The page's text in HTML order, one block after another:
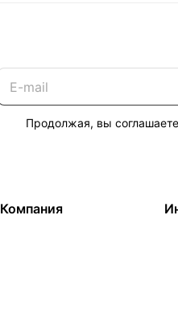
Продолжая, вы
Компания